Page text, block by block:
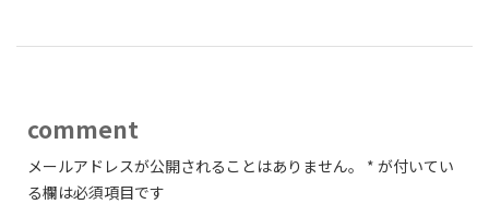
comment
メールアドレスが公開されることはありません。 * が付いてい
る欄は必須項目です